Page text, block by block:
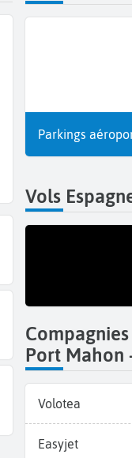
Parkings
Vols
Port Mahon
Volotea
Easyjet